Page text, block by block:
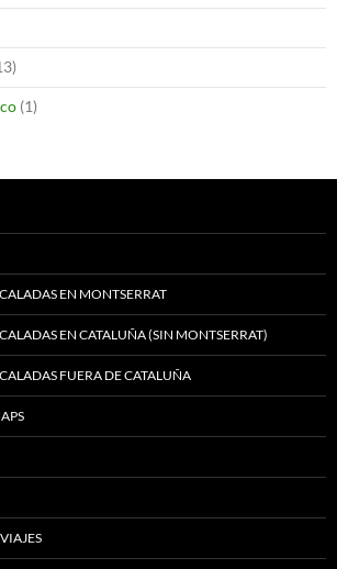
(1)
EN MONTSERRAT
EN CATALUÑA (SIN MONTSERRAT)
FUERA DE CATALUÑA